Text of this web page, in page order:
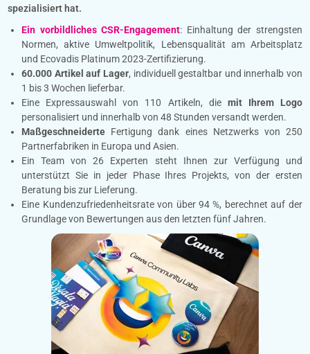
spezialisiert hat.
Ein vorbildliches CSR-Engagement: Einhaltung der strengsten
Normen, aktive Umweltpolitik, Lebensqualität am Arbeitsplatz
und Ecovadis Platinum 2023-Zertifizierung.
60.000 Artikel auf Lager, individuell gestaltbar und innerhalb von
1 bis 3 Wochen lieferbar.
Eine Expressauswahl von 110 Artikeln, die mit Ihrem Logo
personalisiert und innerhalb von 48 Stunden versandt werden.
Maßgeschneiderte Fertigung dank eines Netzwerks von 250
Partnerfabriken in Europa und Asien.
Ein Team von 26 Experten steht Ihnen zur Verfügung und
unterstützt Sie in jeder Phase Ihres Projekts, von der ersten
Beratung bis zur Lieferung.
Eine Kundenzufriedenheitsrate von über 94 %, berechnet auf der
Grundlage von Bewertungen aus den letzten fünf Jahren.